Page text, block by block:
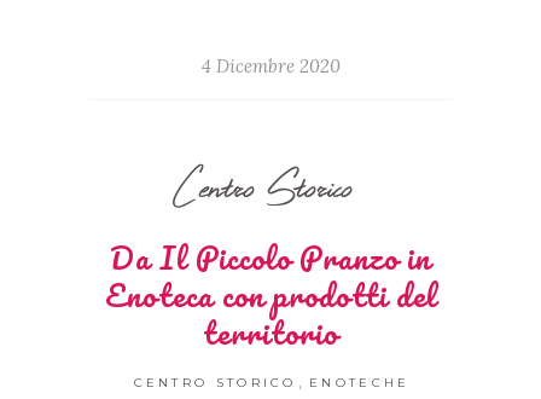
4 Dicembre 2020
Centro Storico
Da Il Piccolo Pranzo in
Enoteca con prodotti del
territorio
CENTRO STORICO ENOTECHE